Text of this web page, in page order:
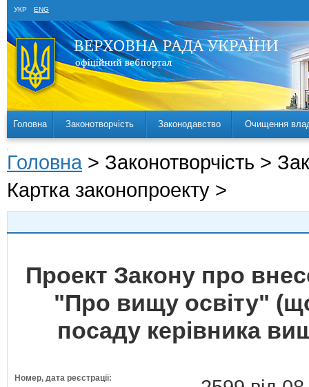
УКР ENG
Головна Законотворчість Законодавство Очищення
Головна > Законотворчість >
Картка законопроекту >
Проект Закону про
"Про вищу освіту"
посаду керівника
Номер, дата реєстрації: